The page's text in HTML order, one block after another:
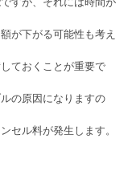
が下がる可能性も考え
ておくことが重要で
の原因になりますの
セル料が発生します。